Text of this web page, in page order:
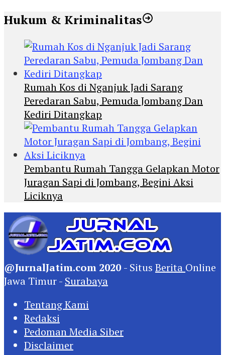
Hukum & Kriminalitas
Rumah Kos di Nganjuk Jadi Sarang
Peredaran Sabu, Pemuda Jombang Dan
Kediri Ditangkap
Pembantu Rumah Tangga Gelapkan Motor
Juragan Sapi di Jombang, Begini Aksi
Liciknya
@JurnalJatim.com 2020 - Situs Berita Online
Jawa Timur - Surabaya
Tentang Kami
Redaksi
Pedoman Media Siber
Disclaimer